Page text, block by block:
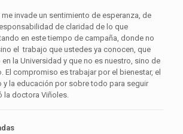
me invade un sentimiento de esperanza, de
de claridad de lo que
en este tiempo de campaña, donde no
el trabajo que ustedes ya conocen, que
la Universidad y que no es nuestro, sino de
El compromiso es trabajar por el bienestar, el
la educación por sobre todo para seguir
la doctora Viñoles.